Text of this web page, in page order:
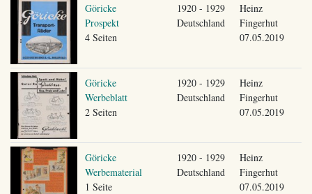
Göricke
Prospekt
4 Seiten
1920 - 1929
Deutschland
Heinz
Fingerhut
07.05.2019
Göricke
Werbeblatt
2 Seiten
1920 - 1929
Deutschland
Heinz
Fingerhut
07.05.2019
Göricke
Werbematerial
1 Seite
1920 - 1929
Deutschland
Heinz
Fingerhut
07.05.2019